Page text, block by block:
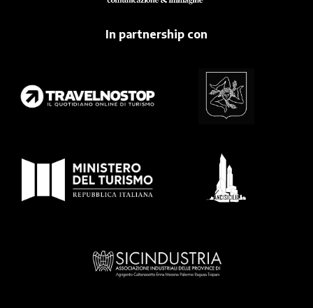
In partnership con